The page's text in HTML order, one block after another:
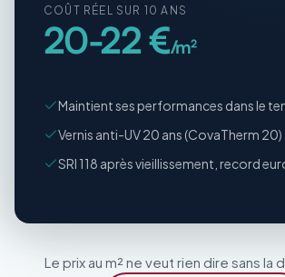
COÛT RÉEL SUR 10 ANS
20-22 €/m²
Maintient ses performances dans le
Vernis anti-UV 20 ans (CovaTherm 20)
SRI 118 après vieillissement, record
Le prix au m² ne veut rien dire sans la